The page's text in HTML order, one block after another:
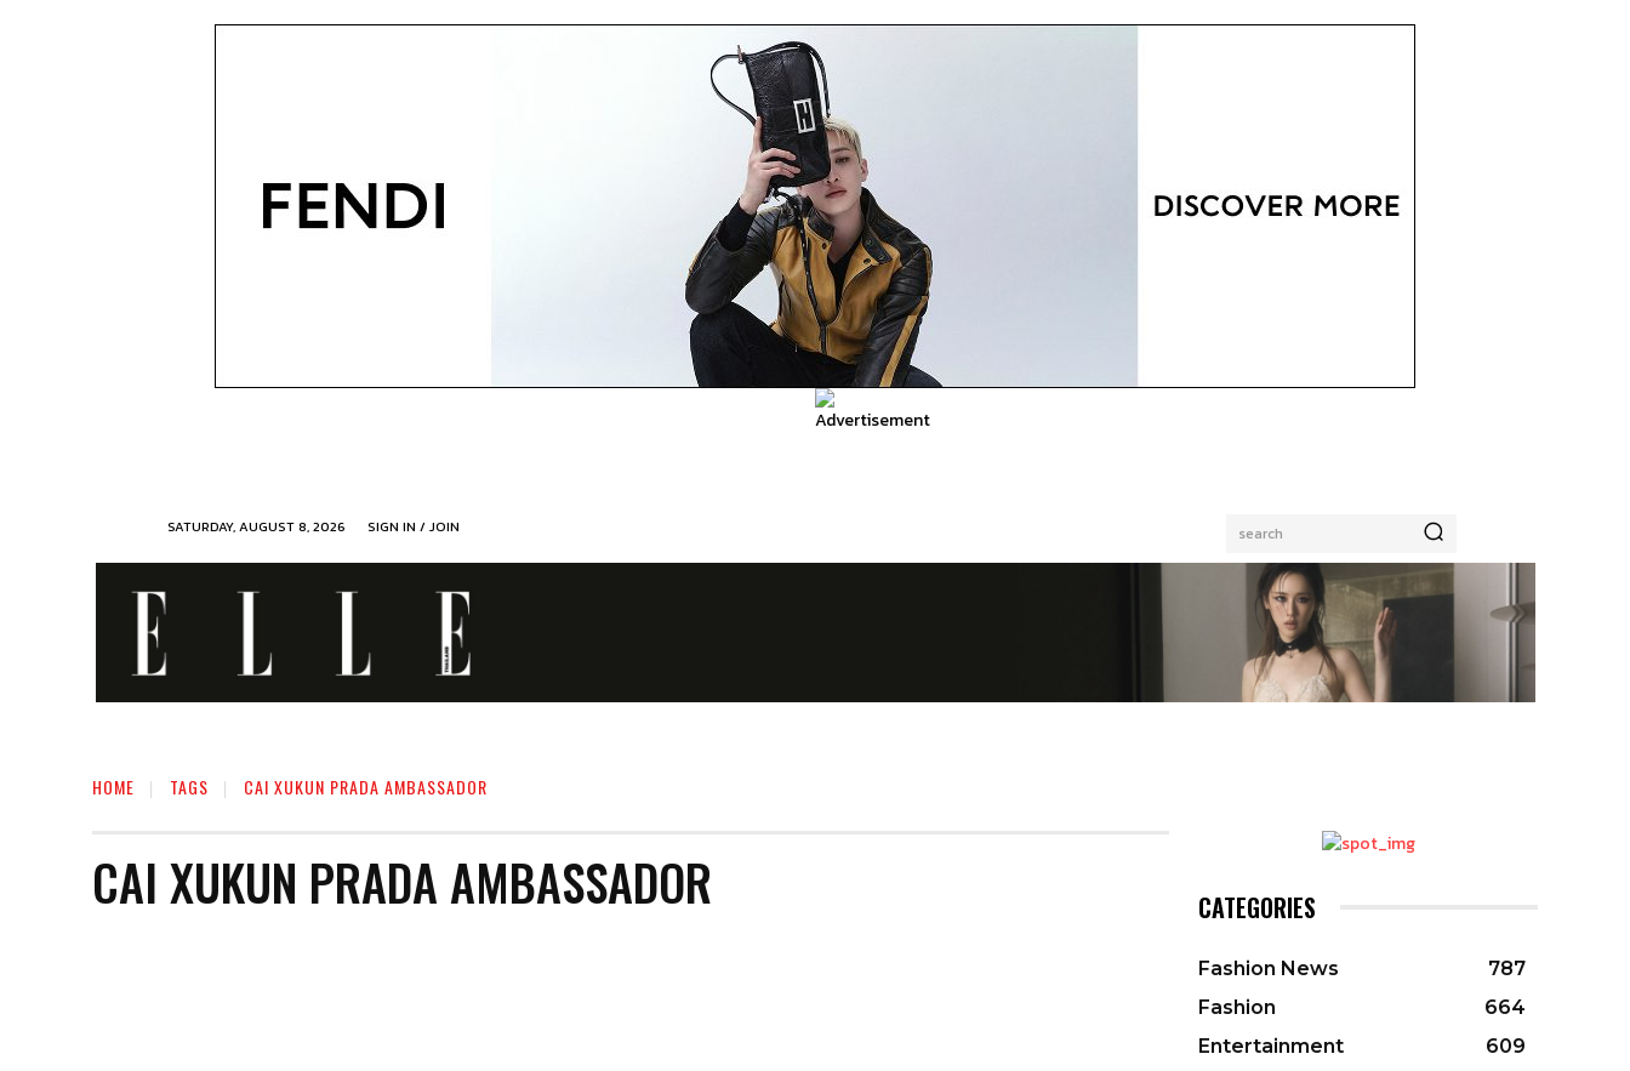
SATURDAY, AUGUST 8, 2026 search
SIGN IN / JOIN
HOME TAGS CAI XUKUN PRADA AMBASSADOR
CAI XUKUN PRADA AMBASSADOR CATEGORIES
Fashion News
787
Fashion
664
Entertainment
609